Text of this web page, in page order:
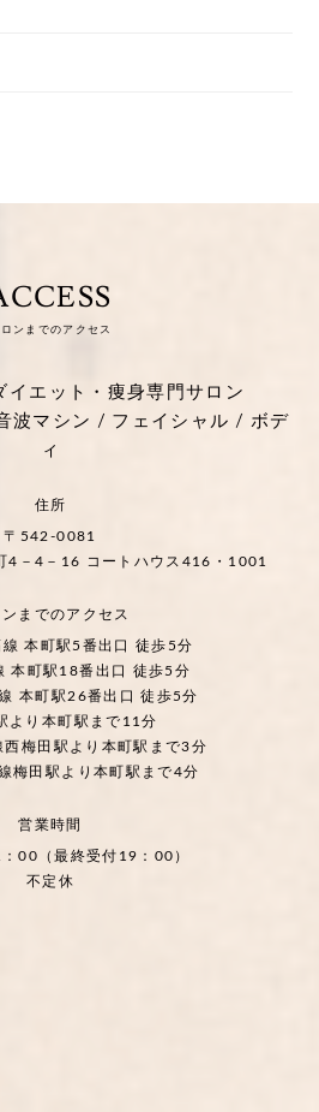
ンまでのアクセス
イエット・痩身専門サロン
波マシン / フェイシャル / ボデ
ィ
住所
〒542-0081
4－4－16 コートハウス416・1001
までのアクセス
本町駅5番出口 徒歩5分
本町駅18番出口 徒歩5分
本町駅26番出口 徒歩5分
より本町駅まで11分
西梅田駅より本町駅まで3分
梅田駅より本町駅まで4分
営業時間
00（最終受付19：00）
不定休